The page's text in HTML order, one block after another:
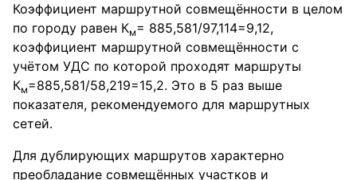
Коэффициент маршрутной совмещённости в целом
по городу равен Км= 885,581/97,114=9,12,
коэффициент маршрутной совмещённости с
учётом УДС по которой проходят маршруты
Км=885,581/58,219=15,2. Это в 5 раз выше
показателя, рекомендуемого для маршрутных
сетей.
Для дублирующих маршрутов характерно
преобладание совмещённых участков и